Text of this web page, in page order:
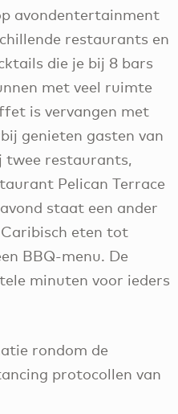
avondentertainment
restaurants en
die je bij 8 bars
met veel ruimte
is vervangen met
genieten gasten van
twee restaurants,
Pelican Terrace
staat een ander
eten tot
BBQ-menu. De
minuten voor ieders
rondom de
protocollen van